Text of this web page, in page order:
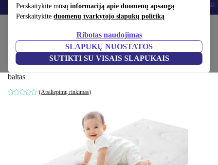
Perskaitykite mūsų informaciją apie duomenų apsaugą.
Perskaitykite duomenų tvarkytojo slapukų politiką
Ribotas naudojimas
SLAPUKŲ NUOSTATOS
SUTIKTI SU VISAIS SLAPUKAIS
Išmanieji telefonai Nešiojamieji kompiuteriai Planšetės Išmanieji
Traumnacht kūdikis-/jaunimas Duo
Premium Air Active vaikiška čiužinys
baltas
(Atsiliepimų rinkimas)